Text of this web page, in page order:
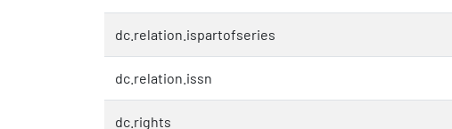
dc.relation.ispartofseries
dc.relation.issn
dc.rights